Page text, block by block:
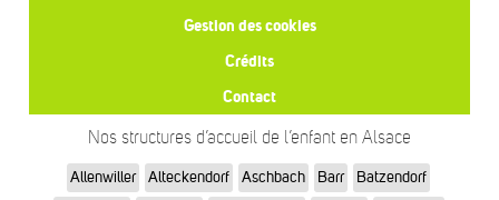
Gestion des cookies
Crédits
Contact
Nos structures d’accueil de l’enfant en Alsace
Allenwiller Alteckendorf Aschbach Barr
Batzendorf